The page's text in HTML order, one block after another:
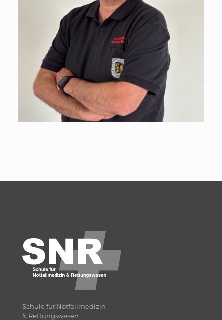
Schule für Notfallmedizin
& Rettungswesen